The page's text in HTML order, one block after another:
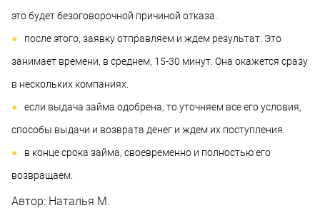
это будет безоговорочной причиной отказа.
после этого, заявку отправляем и ждем результат. Это
занимает времени, в среднем, 15-30 минут. Она окажется сразу
в нескольких компаниях.
если выдача займа одобрена, то уточняем все его условия,
способы выдачи и возврата денег и ждем их поступления.
в конце срока займа, своевременно и полностью его
возвращаем.
Автор: Наталья М.